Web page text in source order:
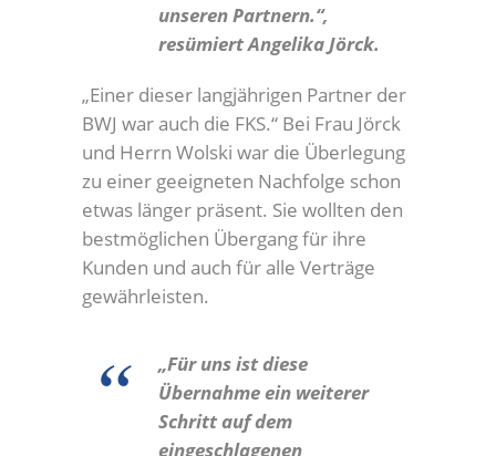
unseren Partnern.“,
resümiert Angelika Jörck.
„Einer dieser langjährigen Partner der
BWJ war auch die FKS.“ Bei Frau Jörck
und Herrn Wolski war die Überlegung
zu einer geeigneten Nachfolge schon
etwas länger präsent. Sie wollten den
bestmöglichen Übergang für ihre
Kunden und auch für alle Verträge
gewährleisten.
„Für uns ist diese
Übernahme ein weiterer
Schritt auf dem
eingeschlagenen